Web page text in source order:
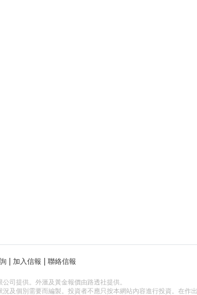
加入信報 聯絡信報
司提供。外滙及黃金報價由路透社提供。
及個別需要而編製。投資者不應只按本網站內容進行投資。在作出